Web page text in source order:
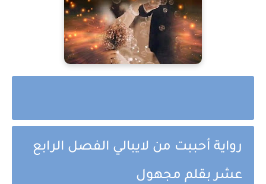
رواية أحببت من لايبالي الفصل الرابع
عشر بقلم مجهول